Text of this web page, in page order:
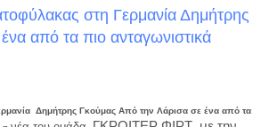
στη Γερμανία Δημήτρης
από τα πιο ανταγωνιστικά
Δημήτρης Γκούμας Από την Λάρισα σε ένα από τα